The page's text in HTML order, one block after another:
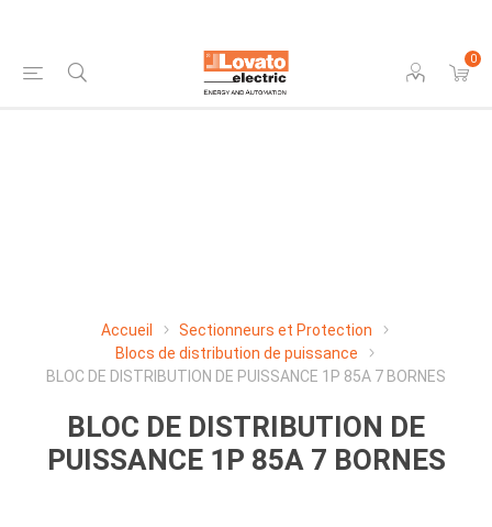
0
Accueil
Sectionneurs et Protection
Blocs de distribution de puissance
BLOC DE DISTRIBUTION DE PUISSANCE 1P 85A 7 BORNES
BLOC DE DISTRIBUTION DE
PUISSANCE 1P 85A 7 BORNES